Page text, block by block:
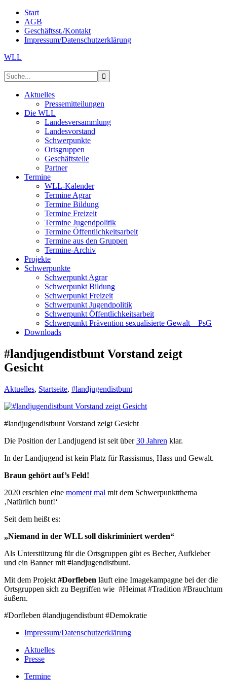
Start
AGB
Geschäftsst./Kontakt
Impressum/Datenschutzerklärung
WLL
Aktuelles
Pressemitteilungen
Die WLL
Landesversammlung
Landesvorstand
Schwerpunkte
Ortsgruppen
Geschäftstelle
Partner
Termine
WLL-Kalender
Termine Agrar
Termine Bildung
Termine Freizeit
Termine Jugendpolitik
Termine Öffentlichkeitsarbeit
Termine aus den Gruppen
Termine-Archiv
Projekte
Schwerpunkte
Schwerpunkt Agrar
Schwerpunkt Bildung
Schwerpunkt Freizeit
Schwerpunkt Jugendpolitik
Schwerpunkt Öffentlichkeitsarbeit
Schwerpunkt Prävention sexualisierte Gewalt – PsG
Downloads
#landjugendistbunt Vorstand zeigt
Gesicht
Aktuelles, Startseite, #landjugendistbunt
#landjugendistbunt Vorstand zeigt Gesicht
Die Position der Landjugend ist seit über30 Jahren klar.
In der Landjugend ist kein Platz für Rassismus, Hass und Gewalt.
Braun gehört auf’s Feld!
2020 erschien eine moment mal mit dem Schwerpunktthema
‚Natürlich bunt!‘
Seit dem heißt es:
„Niemand in der WLL soll diskriminiert werden“
Als Unterstützung für die Ortsgruppen gibt es Becher, Aufkleber
und ein Banner mit #landjugendistbunt.
Mit dem Projekt #Dorfleben läuft eine Imagekampagne bei der die
Ortsgruppen sich zu Begriffen wie #Heimat #Tradition #Brauchtum
äußern.
#Dorfleben #landjugendistbunt #Demokratie
Impressum/Datenschutzerklärung
Aktuelles
Presse
Termine